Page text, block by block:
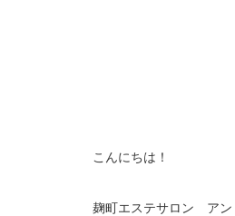
こんにちは！
麹町エステサロン アン